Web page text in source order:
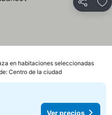
Compartir
en habitaciones seleccionadasVer
Centro de la ciudad
Ver precios